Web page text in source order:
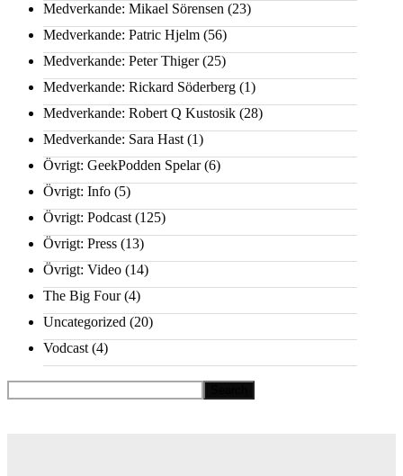
Medverkande: Mikael Sörensen (23)
Medverkande: Patric Hjelm (56)
Medverkande: Peter Thiger(25)
Medverkande: Rickard Söderberg (1)
Medverkande: Robert Q Kustosik (28)
Medverkande: Sara Hast (1)
Övrigt: GeekPodden Spelar(6)
Övrigt: Info (5)
Övrigt: Podcast (125)
Övrigt: Press (13)
Övrigt: Video (14)
The Big Four(4)
Uncategorized (20)
Vodcast (4)